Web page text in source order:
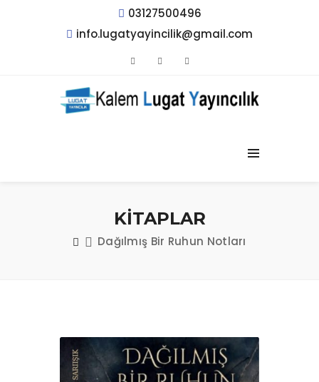
03127500496
info.lugatyayincilik@gmail.com
KİTAPLAR
Dağılmış Bir Ruhun Notları